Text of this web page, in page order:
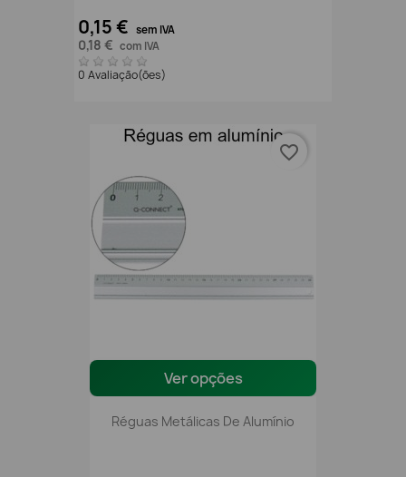
0,15 € sem IVA
0,18 € com IVA
0 Avaliação(ões)
Ver opções
Réguas Metálicas De Alumínio
favorite_border